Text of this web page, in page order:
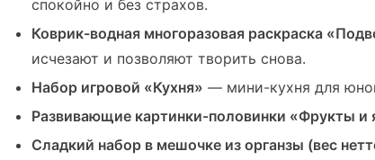
спокойно и без страхов.
Коврик-водная многоразовая раскраска
исчезают и позволяют творить снова.
Набор игровой «Кухня» — мини-кухня для
Развивающие картинки-половинки «Фрукты и
Сладкий набор в мешочке из органзы (вес